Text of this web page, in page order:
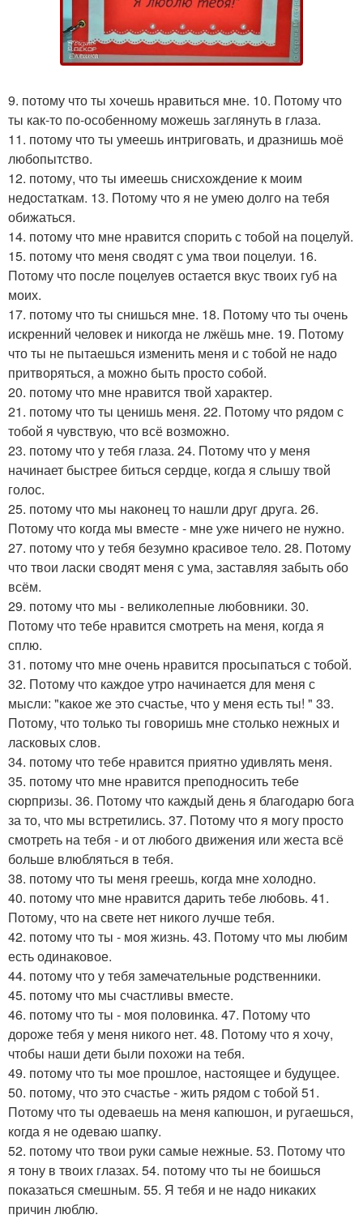
9. потому что ты хочешь нравиться мне. 10. Потому что
ты как-то по-особенному можешь заглянуть в глаза.
11. потому что ты умеешь интриговать, и дразнишь моё
любопытство.
12. потому, что ты имеешь снисхождение к моим
недостаткам. 13. Потому что я не умею долго на тебя
обижаться.
14. потому что мне нравится спорить с тобой на поцелуй.
15. потому что меня сводят с ума твои поцелуи. 16.
Потому что после поцелуев остается вкус твоих губ на
моих.
17. потому что ты снишься мне. 18. Потому что ты очень
искренний человек и никогда не лжёшь мне. 19. Потому
что ты не пытаешься изменить меня и с тобой не надо
притворяться, а можно быть просто собой.
20. потому что мне нравится твой характер.
21. потому что ты ценишь меня. 22. Потому что рядом с
тобой я чувствую, что всё возможно.
23. потому что у тебя глаза. 24. Потому что у меня
начинает быстрее биться сердце, когда я слышу твой
голос.
25. потому что мы наконец то нашли друг друга. 26.
Потому что когда мы вместе - мне уже ничего не нужно.
27. потому что у тебя безумно красивое тело. 28. Потому
что твои ласки сводят меня с ума, заставляя забыть обо
всём.
29. потому что мы - великолепные любовники. 30.
Потому что тебе нравится смотреть на меня, когда я
сплю.
31. потому что мне очень нравится просыпаться с тобой.
32. Потому что каждое утро начинается для меня с
мысли: "какое же это счастье, что у меня есть ты! " 33.
Потому, что только ты говоришь мне столько нежных и
ласковых слов.
34. потому что тебе нравится приятно удивлять меня.
35. потому что мне нравится преподносить тебе
сюрпризы. 36. Потому что каждый день я благодарю бога
за то, что мы встретились. 37. Потому что я могу просто
смотреть на тебя - и от любого движения или жеста всё
больше влюбляться в тебя.
38. потому что ты меня греешь, когда мне холодно.
40. потому что мне нравится дарить тебе любовь. 41.
Потому, что на свете нет никого лучше тебя.
42. потому что ты - моя жизнь. 43. Потому что мы любим
есть одинаковое.
44. потому что у тебя замечательные родственники.
45. потому что мы счастливы вместе.
46. потому что ты - моя половинка. 47. Потому что
дороже тебя у меня никого нет. 48. Потому что я хочу,
чтобы наши дети были похожи на тебя.
49. потому что ты мое прошлое, настоящее и будущее.
50. потому, что это счастье - жить рядом с тобой 51.
Потому что ты одеваешь на меня капюшон, и ругаешься,
когда я не одеваю шапку.
52. потому что твои руки самые нежные. 53. Потому что
я тону в твоих глазах. 54. потому что ты не боишься
показаться смешным. 55. Я тебя и не надо никаких
причин люблю.